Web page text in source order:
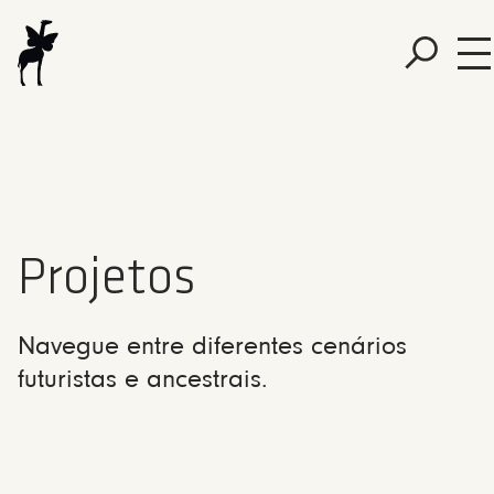
Projetos
Navegue entre diferentes cenários
futuristas e ancestrais.